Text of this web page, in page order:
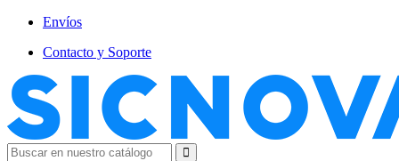
Envíos
Contacto y Soporte